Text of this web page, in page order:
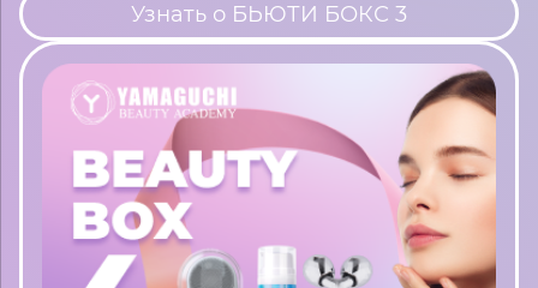
Узнать о БЬЮТИ БОКС 3